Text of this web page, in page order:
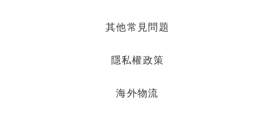
其他常見問題
隱私權政策
海外物流